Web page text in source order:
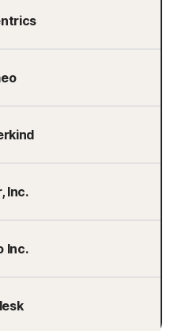
Inc.
Inc.